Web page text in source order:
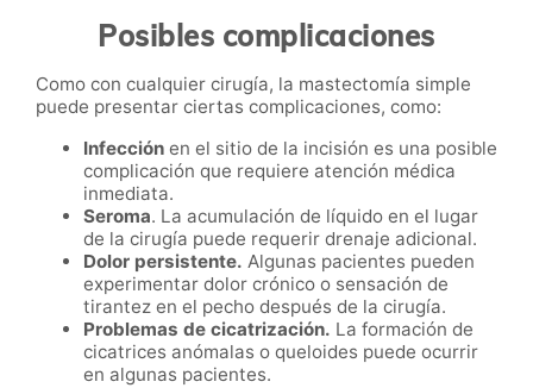
Posibles complicaciones
Como con cualquier cirugía, la mastectomía simple
puede presentar ciertas complicaciones, como:
Infección en el sitio de la incisión es una posible
complicación que requiere atención médica
inmediata.
Seroma. La acumulación de líquido en el lugar
de la cirugía puede requerir drenaje adicional.
Dolor persistente. Algunas pacientes pueden
experimentar dolor crónico o sensación de
tirantez en el pecho después de la cirugía.
Problemas de cicatrización. La formación de
cicatrices anómalas o queloides puede ocurrir
en algunas pacientes.